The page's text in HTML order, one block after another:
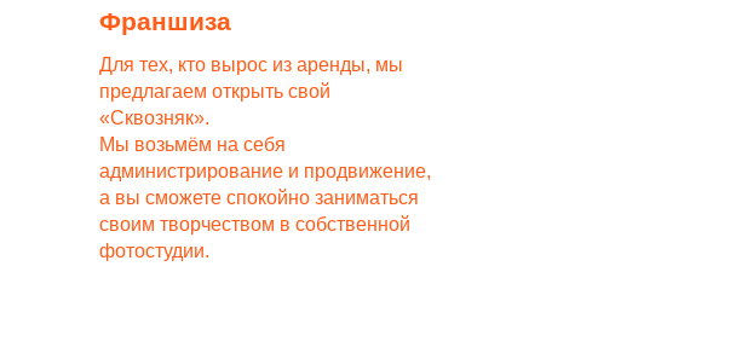
администрирование и продвижение,
а вы сможете спокойно заниматься
своим творчеством в собственной